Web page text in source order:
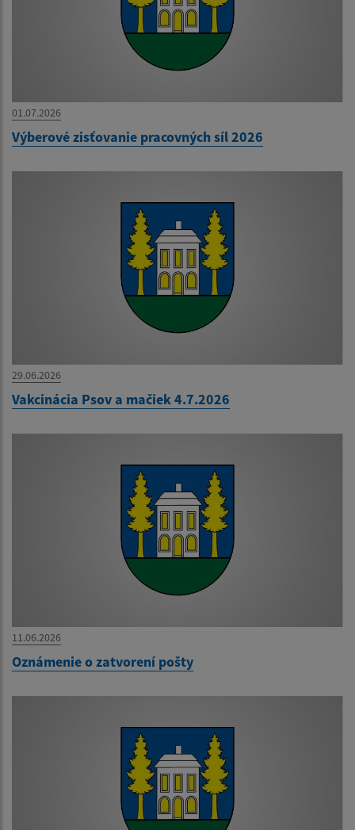
01.07.2026
Výberové zisťovanie pracovných síl 2026
29.06.2026
Vakcinácia Psov a mačiek 4.7.2026
11.06.2026
Oznámenie o zatvorení pošty